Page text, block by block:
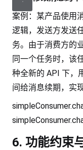
案例：某产品使用
逻辑，发送方发送
务。由于消费方的
同一个任务时，该
种全新的 API 下，
间给消息续期，实
6. 功能约束